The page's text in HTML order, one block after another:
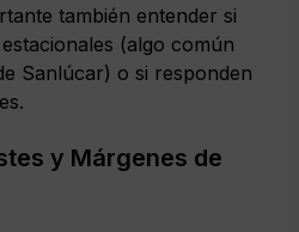
también entender si
(algo común
Sanlúcar) o si responden
y Márgenes de